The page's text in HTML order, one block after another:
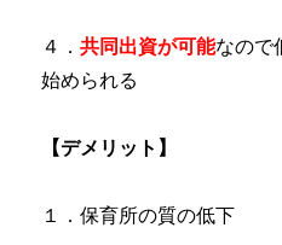
４．共同出資が可能なので
始められる
【デメリット】
１．保育所の質の低下